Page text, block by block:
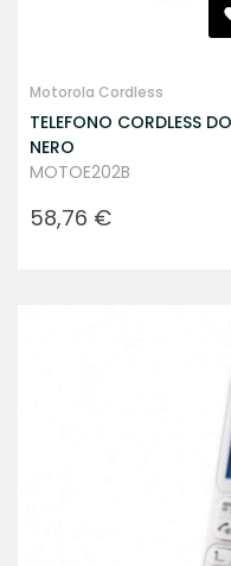
Motorola Cordless
TELEFONO CORDLESS
NERO
MOTOE202B
Prezzo
58,76 €